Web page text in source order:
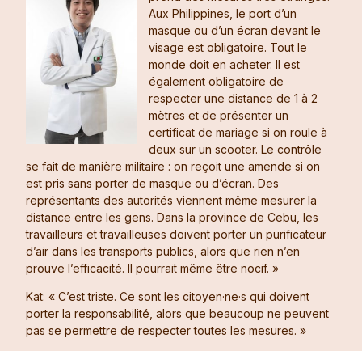
Aux Philippines, le port d’un
masque ou d’un écran devant le
visage est obligatoire. Tout le
monde doit en acheter. Il est
également obligatoire de
respecter une distance de 1 à 2
mètres et de présenter un
certificat de mariage si on roule à
deux sur un scooter. Le contrôle
se fait de manière militaire : on reçoit une amende si on
est pris sans porter de masque ou d’écran. Des
représentants des autorités viennent même mesurer la
distance entre les gens. Dans la province de Cebu, les
travailleurs et travailleuses doivent porter un purificateur
d’air dans les transports publics, alors que rien n’en
prouve l’efficacité. Il pourrait même être nocif. »
Kat: « C’est triste. Ce sont les citoyen·ne·s qui doivent
porter la responsabilité, alors que beaucoup ne peuvent
pas se permettre de respecter toutes les mesures. »